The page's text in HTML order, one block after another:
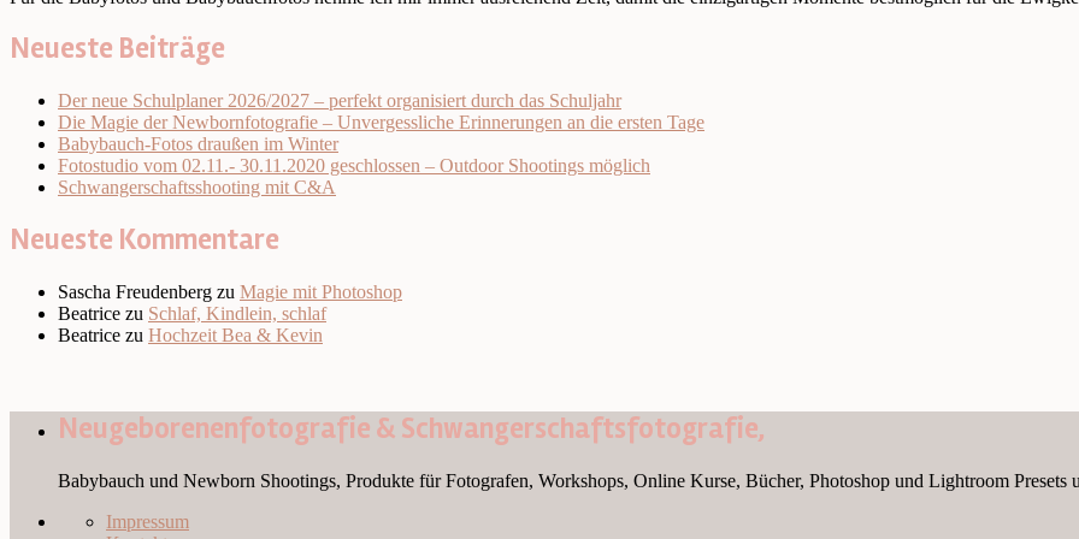
Neueste Beiträge
Der neue Schulplaner 2026/2027 – perfekt organisiert durch das Schuljahr
Die Magie der Newbornfotografie – Unvergessliche Erinnerungen an die ersten Tage
Babybauch-Fotos draußen im Winter
Fotostudio vom 02.11.- 30.11.2020 geschlossen – Outdoor Shootings möglich
Schwangerschaftsshooting mit C&A
Neueste Kommentare
Sascha Freudenberg zu Magie mit Photoshop
Beatrice zu Schlaf, Kindlein, schlaf
Beatrice zu Hochzeit Bea & Kevin
Neugeborenenfotografie & Schwangerschaftsfotografie,
Babybauch und Newborn Shootings, Produkte für Fotografen, Workshops, Online Kurse, Bücher, Photoshop und Lightroom Presets
Impressum